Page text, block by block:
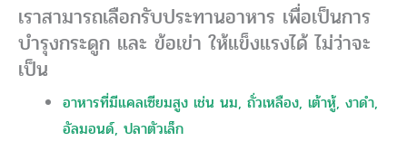
เราสามารถเลือกรับประทานอาหาร เพื่อเป็นการ
บำรุงกระดูก และ ข้อเข่า ให้แข็งแรงได้ ไม่ว่าจะ
เป็น
อาหารที่มีแคลเซียมสูง เช่น นม, ถั่วเหลือง, เต้าหู้, งาดำ,
อัลมอนด์, ปลาตัวเล็ก